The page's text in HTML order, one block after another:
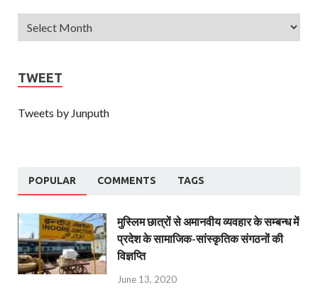
TWEET
Tweets by Junputh
POPULAR COMMENTS TAGS
मुस्लिम छात्रों से अमानवीय व्यवहार के सम्बन्ध में
प्रदेश के सामाजिक-सांस्कृतिक संगठनों की
विज्ञप्ति
June 13, 2020